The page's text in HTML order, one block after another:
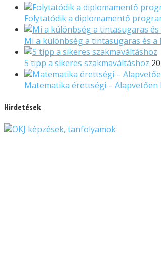
Folytatódik a diplomamentő
Mi a különbség a tintasugaras és
5 tipp a sikeres szakmaváltáshoz
Matematika érettségi –
Hirdetések